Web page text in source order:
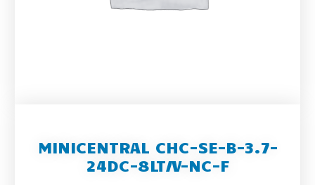
MINICENTRAL CHC-SE-B-3.7-
24DC-8LT/V-NC-F